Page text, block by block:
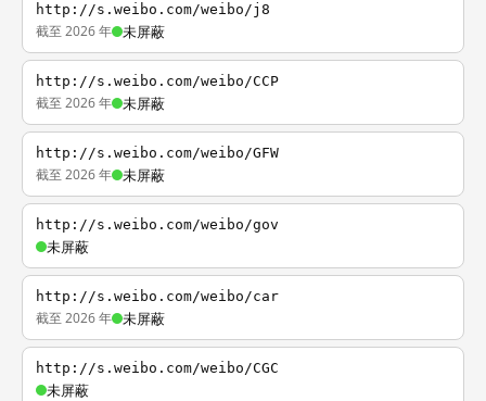
http://s.weibo.com/weibo/j8
截至 2026 年 未屏蔽
http://s.weibo.com/weibo/CCP
截至 2026 年 未屏蔽
http://s.weibo.com/weibo/GFW
截至 2026 年 未屏蔽
http://s.weibo.com/weibo/gov
未屏蔽
http://s.weibo.com/weibo/car
截至 2026 年 未屏蔽
http://s.weibo.com/weibo/CGC
未屏蔽